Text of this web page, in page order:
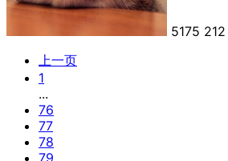
5175 212
上一页
1
...
76
77
78